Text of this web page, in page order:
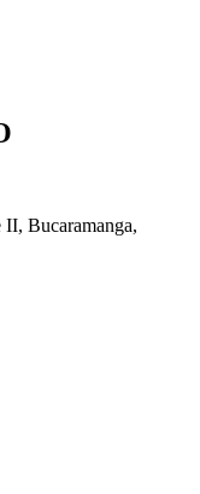
Bucaramanga,